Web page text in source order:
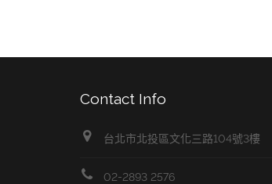
Contact Info
台北市北投區文化三路104號3樓
02-2893 2576